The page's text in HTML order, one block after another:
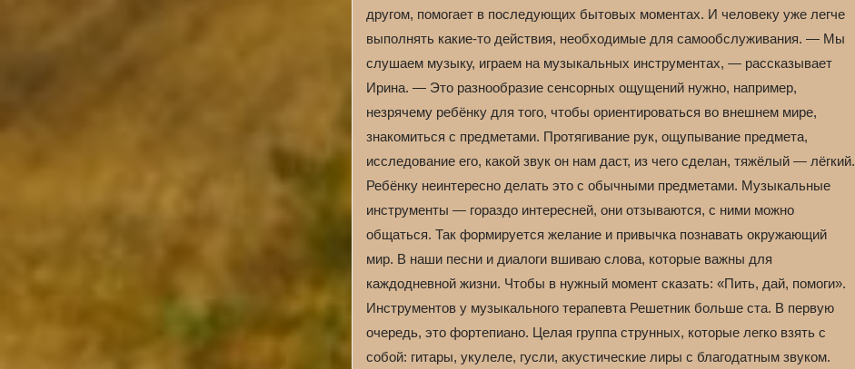
другом, помогает в последующих бытовых моментах. И человеку уже легче
выполнять какие-то действия, необходимые для самообслуживания. — Мы
слушаем музыку, играем на музыкальных инструментах, — рассказывает
Ирина. — Это разнообразие сенсорных ощущений нужно, например,
незрячему ребёнку для того, чтобы ориентироваться во внешнем мире,
знакомиться с предметами. Протягивание рук, ощупывание предмета,
исследование его, какой звук он нам даст, из чего сделан, тяжёлый — лёгкий.
Ребёнку неинтересно делать это с обычными предметами. Музыкальные
инструменты — гораздо интересней, они отзываются, с ними можно
общаться. Так формируется желание и привычка познавать окружающий
мир. В наши песни и диалоги вшиваю слова, которые важны для
каждодневной жизни. Чтобы в нужный момент сказать: «Пить, дай, помоги».
Инструментов у музыкального терапевта Решетник больше ста. В первую
очередь, это фортепиано. Целая группа струнных, которые легко взять с
собой: гитары, укулеле, гусли, акустические лиры с благодатным звуком.